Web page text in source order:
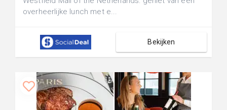
overheerlijke lunch met e...
Bekijken